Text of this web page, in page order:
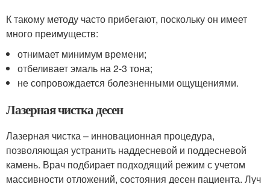
К такому методу часто прибегают, поскольку он имеет
много преимуществ:
отнимает минимум времени;
отбеливает эмаль на 2-3 тона;
не сопровождается болезненными ощущениями.
Лазерная чистка десен
Лазерная чистка – инновационная процедура,
позволяющая устранить наддесневой и поддесневой
камень. Врач подбирает подходящий режим с учетом
массивности отложений, состояния десен пациента. Луч